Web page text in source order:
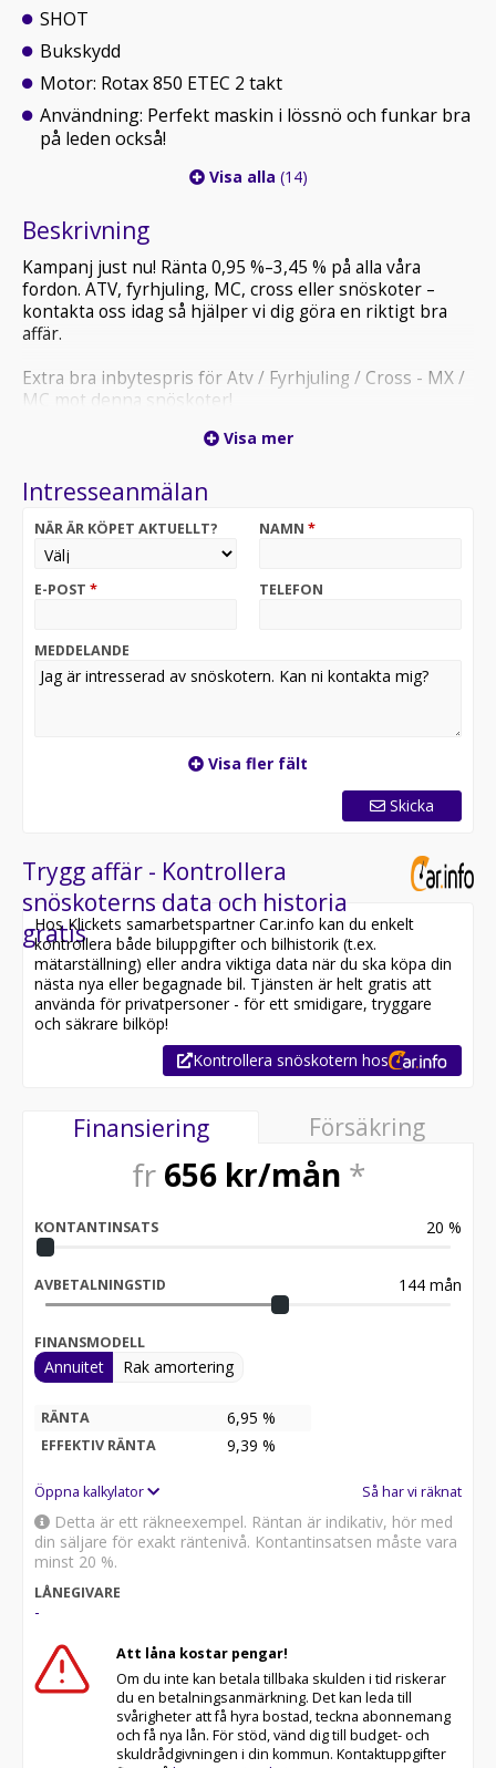
SHOT
Bukskydd
Motor: Rotax 850 ETEC 2 takt
Användning: Perfekt maskin i lössnö och funkar bra
på leden också!
Visa alla (14)
Beskrivning
Kampanj just nu! Ränta 0,95 %–3,45 % på alla våra
fordon. ATV, fyrhjuling, MC, cross eller snöskoter –
kontakta oss idag så hjälper vi dig göra en riktigt bra
affär.
Extra bra inbytespris för Atv / Fyrhjuling / Cross - MX /
MC mot denna snöskoter!
På https://www.motor365.se kan du köpa alla fordon
Hemleverans!
Mycket populär, lättkörd och bra lössnö maskin med 76
mm matta & smalare framvagn!
i bra skick med bla Shot Start
Finans från 999 kr/mån – möjlighet till fullfinansiering
och snabb hemleverans i hela Sverige.
Maskinen finns i vår hall i Luleå/Gammelstad och är klar
fyrhjuling i inbyte.
________________________________________
Kort om skotern
• Utrustning: Bukskydd - SHOT Start - Elback - LinQ
fästen - Lynx RS dämpare i boggie - Adventure
frontbåge mm!
________________________________________
Vi är tillgängliga större delen av dygnet och svarar
Motor365 AB – betyg 5/5 av kunder på Google.
Visa mer
Intresseanmälan
NÄR ÄR KÖPET AKTUELLT? NAMN *
E-POST * TELEFON
MEDDELANDE
Visa fler fält
Skicka
Trygg affär - Kontrollera
snöskoterns data och historia
gratis
Hos Klickets samarbetspartner Car.info kan du enkelt
kontrollera både biluppgifter och bilhistorik (t.ex.
mätarställning) eller andra viktiga data när du ska köpa din
nästa nya eller begagnade bil. Tjänsten är helt gratis att
använda för privatpersoner - för ett smidigare, tryggare
och säkrare bilköp!
Kontrollera snöskotern hos
Finansiering Försäkring
fr 656kr/mån *
KONTANTINSATS 20 %
AVBETALNINGSTID 144 mån
FINANSMODELL
Annuitet Rak amortering
RÄNTA 6,95 %
EFFEKTIV RÄNTA 9,39 %
Öppna kalkylator Så har vi räknat
Detta är ett räkneexempel. Räntan är indikativ, hör med
din säljare för exakt räntenivå. Kontantinsatsen måste vara
minst 20 %.
LÅNEGIVARE
-
Att låna kostar pengar!
Om du inte kan betala tillbaka skulden i tid riskerar
du en betalningsanmärkning. Det kan leda till
svårigheter att få hyra bostad, teckna abonnemang
och få nya lån. För stöd, vänd dig till budget- och
skuldrådgivningen i din kommun. Kontaktuppgifter